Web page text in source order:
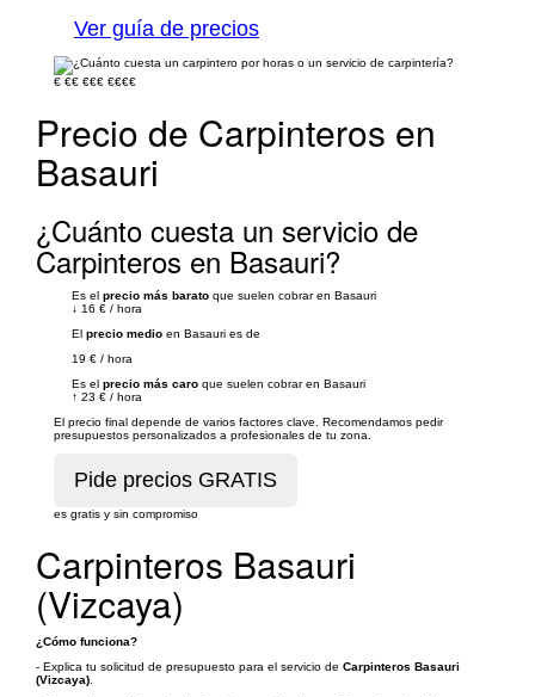
Ver guía de precios
€ €€ €€€ €€€€
Precio de Carpinteros en
Basauri
¿Cuánto cuesta un servicio de
Carpinteros en Basauri?
Es el precio más barato que suelen cobrar en Basauri
↓ 16 € / hora
El precio medio en Basauri es de
19 € / hora
Es el precio más caro que suelen cobrar en Basauri
↑ 23 € / hora
El precio final depende de varios factores clave. Recomendamos pedir
presupuestos personalizados a profesionales de tu zona.
es gratis y sin compromiso
Carpinteros Basauri
(Vizcaya)
¿Cómo funciona?
- Explica tu solicitud de presupuesto para el servicio de Carpinteros Basauri
(Vizcaya)